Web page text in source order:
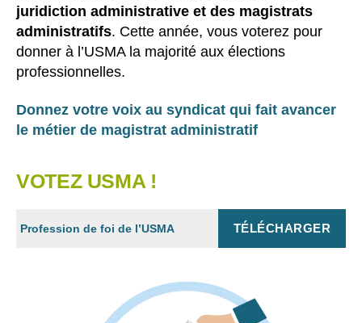
juridiction administrative et des magistrats
administratifs. Cette année, vous voterez pour
donner à l’USMA la majorité aux élections
professionnelles.
Donnez votre voix au syndicat qui fait avancer
le métier de magistrat administratif
VOTEZ USMA !
Profession de foi de l’USMA TÉLÉCHARGER